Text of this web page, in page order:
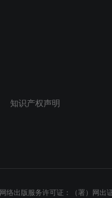
知识产权声明
网络出版服务许可证：（署）网出